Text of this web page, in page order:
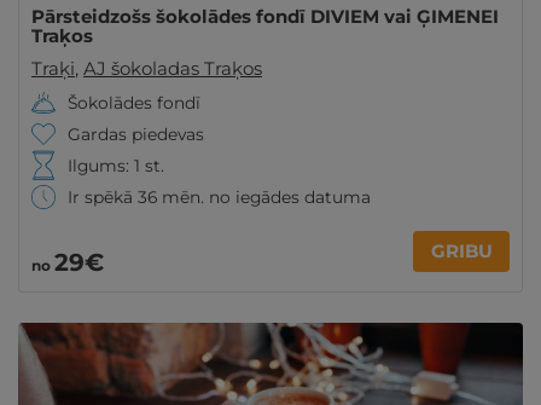
Pārsteidzošs šokolādes fondī DIVIEM vai ĢIMENEI
Traķos
Traķi, AJ šokoladas Traķos
Šokolādes fondī
Gardas piedevas
Ilgums: 1 st.
Ir spēkā 36 mēn. no iegādes datuma
no 29€ GRIBU